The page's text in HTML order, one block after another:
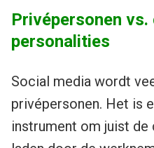
Privépersonen
personalities
Social media wordt
privépersonen. Het is
instrument om juist